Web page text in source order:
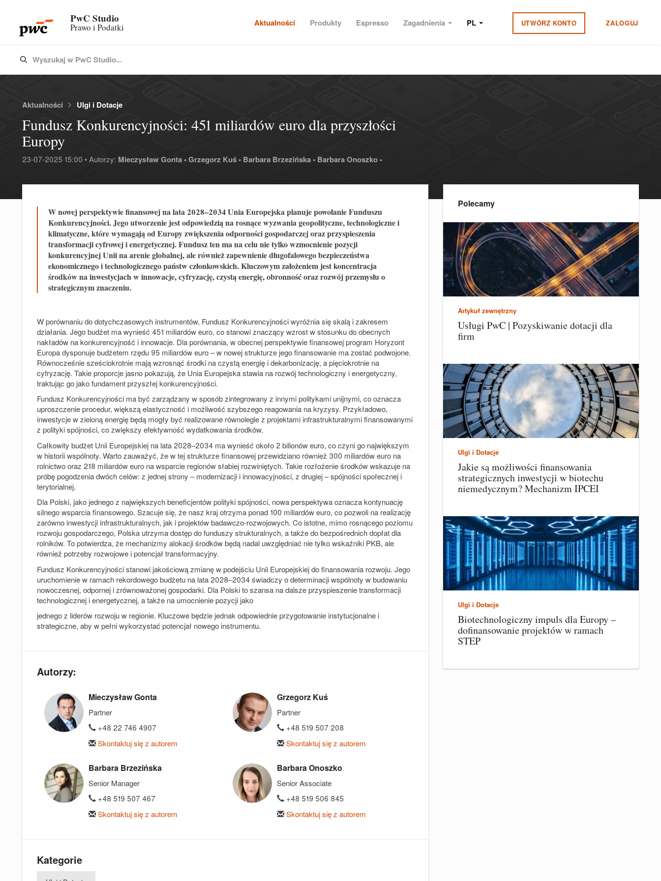
PwC Studio
Prawo i Podatki Aktualności Produkty Espresso Zagadnienia PL UTWÓRZ KONTO ZALOGUJ
Type 3 or more characters for results.
Wyszukaj w PwC Studio...
Aktualności Ulgi i Dotacje
Fundusz Konkurencyjności: 451 miliardów euro dla przyszłości
Europy
23-07-2025 15:00 • Autorzy: Mieczysław Gonta •Grzegorz Kuś • Barbara Brzezińska • Barbara Onoszko •
W nowej perspektywie finansowej na lata 2028–2034 Unia Europejska planuje powołanie Funduszu
Konkurencyjności. Jego utworzenie jest odpowiedzią na rosnące wyzwania geopolityczne, technologiczne i
klimatyczne, które wymagają od Europy zwiększenia odporności gospodarczej oraz przyspieszenia
transformacji cyfrowej i energetycznej. Fundusz ten ma na celu nie tylko wzmocnienie pozycji
konkurencyjnej Unii na arenie globalnej, ale również zapewnienie długofalowego bezpieczeństwa
ekonomicznego i technologicznego państw członkowskich. Kluczowym założeniem jest koncentracja
środków na inwestycjach w innowacje, cyfryzację, czystą energię, obronność oraz rozwój przemysłu o
strategicznym znaczeniu.
W porównaniu do dotychczasowych instrumentów, Fundusz Konkurencyjności wyróżnia się skalą i zakresem
działania. Jego budżet ma wynieść 451 miliardów euro, co stanowi znaczący wzrost w stosunku do obecnych
nakładów na konkurencyjność i innowacje. Dla porównania, w obecnej perspektywie finansowej program Horyzont
Europa dysponuje budżetem rzędu 95 miliardów euro – w nowej strukturze jego finansowanie ma zostać podwojone.
Równocześnie sześciokrotnie mają wzrosnąć środki na czystą energię i dekarbonizację, a pięciokrotnie na
cyfryzację. Takie proporcje jasno pokazują, że Unia Europejska stawia na rozwój technologiczny i energetyczny,
traktując go jako fundament przyszłej konkurencyjności.
Fundusz Konkurencyjności ma być zarządzany w sposób zintegrowany z innymi politykami unijnymi, co oznacza
uproszczenie procedur, większą elastyczność i możliwość szybszego reagowania na kryzysy. Przykładowo,
inwestycje w zieloną energię będą mogły być realizowane równolegle z projektami infrastrukturalnymi finansowanymi
z polityki spójności, co zwiększy efektywność wydatkowania środków.
Całkowity budżet Unii Europejskiej na lata 2028–2034 ma wynieść około 2 bilionów euro, co czyni go największym
w historii wspólnoty. Warto zauważyć, że w tej strukturze finansowej przewidziano również 300 miliardów euro na
rolnictwo oraz 218 miliardów euro na wsparcie regionów słabiej rozwiniętych. Takie rozłożenie środków wskazuje na
próbę pogodzenia dwóch celów: z jednej strony – modernizacji i innowacyjności, z drugiej – spójności społecznej i
terytorialnej.
Dla Polski, jako jednego z największych beneficjentów polityki spójności, nowa perspektywa oznacza kontynuację
silnego wsparcia finansowego. Szacuje się, że nasz kraj otrzyma ponad 100 miliardów euro, co pozwoli na realizację
zarówno inwestycji infrastrukturalnych, jak i projektów badawczo-rozwojowych. Co istotne, mimo rosnącego poziomu
rozwoju gospodarczego, Polska utrzyma dostęp do funduszy strukturalnych, a także do bezpośrednich dopłat dla
rolników. To potwierdza, że mechanizmy alokacji środków będą nadal uwzględniać nie tylko wskaźniki PKB, ale
również potrzeby rozwojowe i potencjał transformacyjny.
Fundusz Konkurencyjności stanowi jakościową zmianę w podejściu Unii Europejskiej do finansowania rozwoju. Jego
uruchomienie w ramach rekordowego budżetu na lata 2028–2034 świadczy o determinacji wspólnoty w budowaniu
nowoczesnej, odpornej i zrównoważonej gospodarki. Dla Polski to szansa na dalsze przyspieszenie transformacji
technologicznej i energetycznej, a także na umocnienie pozycji jako
jednego z liderów rozwoju w regionie. Kluczowe będzie jednak odpowiednie przygotowanie instytucjonalne i
strategiczne, aby w pełni wykorzystać potencjał nowego instrumentu.
Autorzy:
Mieczysław Gonta
Partner
+48 22 746 4907
Skontaktuj się z autorem
Grzegorz Kuś
Partner
+48 519 507 208
Skontaktuj się z autorem
Barbara Brzezińska
Senior Manager
+48 519 507 467
Skontaktuj się z autorem
Barbara Onoszko
Senior Associate
+48 519 506 845
Skontaktuj się z autorem
Kategorie
Polecamy
Artykuł zewnętrzny
Usługi PwC | Pozyskiwanie dotacji dla
firm
Ulgi i Dotacje
Jakie są możliwości finansowania
strategicznych inwestycji w biotechu
niemedycznym? Mechanizm IPCEI
Ulgi i Dotacje
Biotechnologiczny impuls dla Europy –
dofinansowanie projektów w ramach
STEP